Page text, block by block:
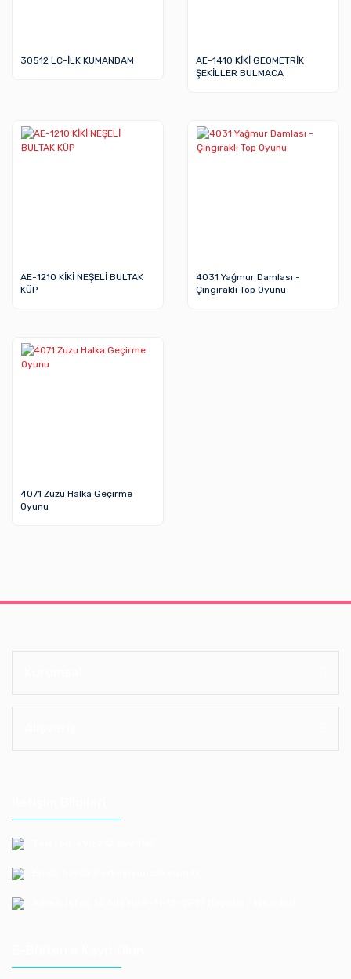
30512 LC-İLK KUMANDAM
AE-1410 KİKİ GEOMETRİK
ŞEKİLLER BULMACA
AE-1210 KİKİ NEŞELİ BULTAK
KÜP
4031 Yağmur Damlası -
Çıngıraklı Top Oyunu
4071 Zuzu Halka Geçirme
Oyunu